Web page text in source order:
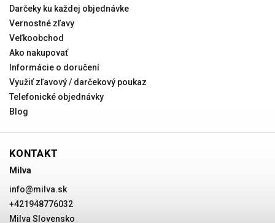
Darčeky ku každej objednávke
Vernostné zľavy
Veľkoobchod
Ako nakupovať
Informácie o doručení
Využiť zľavový / darčekový poukaz
Telefonické objednávky
Blog
KONTAKT
Milva
info@milva.sk
+421948776032
Milva Slovensko